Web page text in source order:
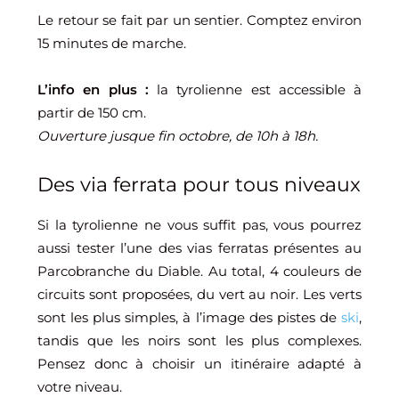
Le retour se fait par un sentier. Comptez environ
15 minutes de marche.
L’info en plus : la tyrolienne est accessible à
partir de 150 cm.
Ouverture jusque fin octobre, de 10h à 18h.
Des via ferrata pour tous niveaux
Si la tyrolienne ne vous suffit pas, vous pourrez
aussi tester l’une des vias ferratas présentes au
Parcobranche du Diable. Au total, 4 couleurs de
circuits sont proposées, du vert au noir. Les verts
sont les plus simples, à l’image des pistes de ski,
tandis que les noirs sont les plus complexes.
Pensez donc à choisir un itinéraire adapté à
votre niveau.